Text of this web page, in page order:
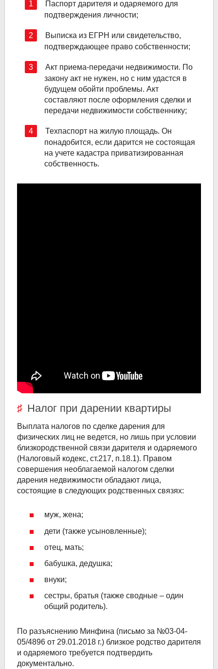
Паспорт дарителя и одаряемого для
подтверждения личности;
Выписка из ЕГРН или свидетельство,
подтверждающее право собственности;
Акт приема-передачи недвижимости. По
закону акт не нужен, но с ним удастся в
будущем обойти проблемы. Акт
составляют после оформления сделки и
передачи недвижимости собственнику;
Техпаспорт на жилую площадь. Он
понадобится, если дарится не состоящая
на учете кадастра приватизированная
собственность.
Налог при дарении квартиры
Выплата налогов по сделке дарения для
физических лиц не ведется, но лишь при условии
близкородственной связи дарителя и одаряемого
(Налоговый кодекс, ст.217, п.18.1). Правом
совершения необлагаемой налогом сделки
дарения недвижимости обладают лица,
состоящие в следующих родственных связях:
муж, жена;
дети (также усыновленные);
отец, мать;
бабушка, дедушка;
внуки;
сестры, братья (также сводные – один
общий родитель).
По разъяснению Минфина (письмо за №03-04-
05/4896 от 29.01.2018 г.) близкое родство дарителя
и одаряемого требуется подтвердить
документально.